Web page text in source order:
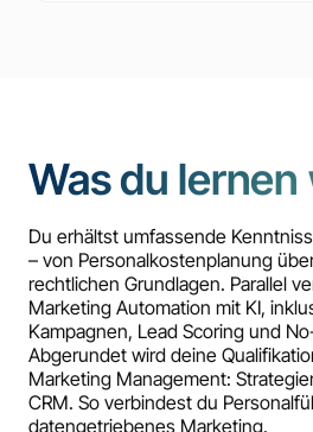
Was du
Du erhältst umfassende
– von Personalkostenplanung
rechtlichen Grundlagen. Parallel
Marketing Automation mit KI,
Kampagnen, Lead Scoring und
Abgerundet wird deine
Marketing Management:
CRM. So verbindest du
datengetriebenes Marketing.